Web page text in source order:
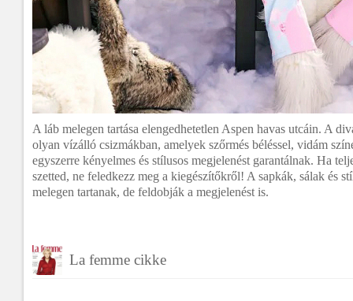
A láb melegen tartása elengedhetetlen Aspen havas utcáin. A
olyan vízálló csizmákban, amelyek szőrmés béléssel, vidám
egyszerre kényelmes és stílusos megjelenést garantálnak. Ha
szetted, ne feledkezz meg a kiegészítőkről! A sapkák, sálak és
melegen tartanak, de feldobják a megjelenést is.
La femme cikke